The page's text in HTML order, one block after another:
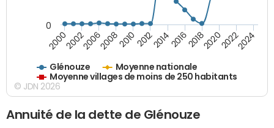
Glénouze
Moyenne nationale
Moyenne villages de moins de 250 habitants
200020022006200820102012201420162018202020222024
0
© JDN 2026
Annuité de la dette de Glénouze